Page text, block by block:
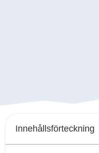
Innehållsförteckning